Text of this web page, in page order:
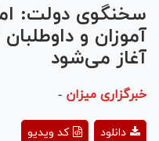
سخنگوی دولت:
آغاز می‌شود
خبرگزاری میزان -
کد ویدیو دانلود